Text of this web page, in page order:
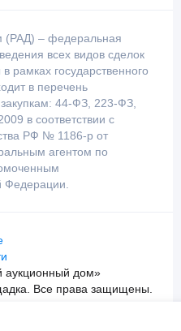
(РАД) – федеральная
всех видов сделок
рамках государственного
в перечень
44-ФЗ, 223-ФЗ,
в соответствии с
РФ № 1186-р от
агентом по
Федерации.
аукционный дом»
Все права защищены.